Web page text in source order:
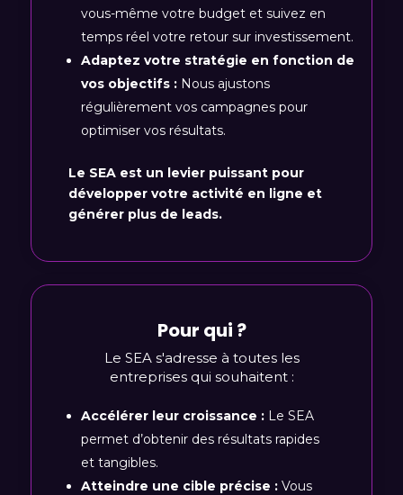
vous-même votre budget et suivez en
temps réel votre retour sur investissement.
Adaptez votre stratégie en fonction de
vos objectifs :Nous ajustons
régulièrement vos campagnes pour
optimiser vos résultats.
Le SEA est un levier puissant pour
développer votre activité en ligne et
générer plus de leads.
Pour qui ?
Le SEA s'adresse à toutes les
entreprises qui souhaitent :
Accélérer leur croissance :Le SEA
permet d’obtenir des résultats rapides
et tangibles.
Atteindre une cible précise :Vous